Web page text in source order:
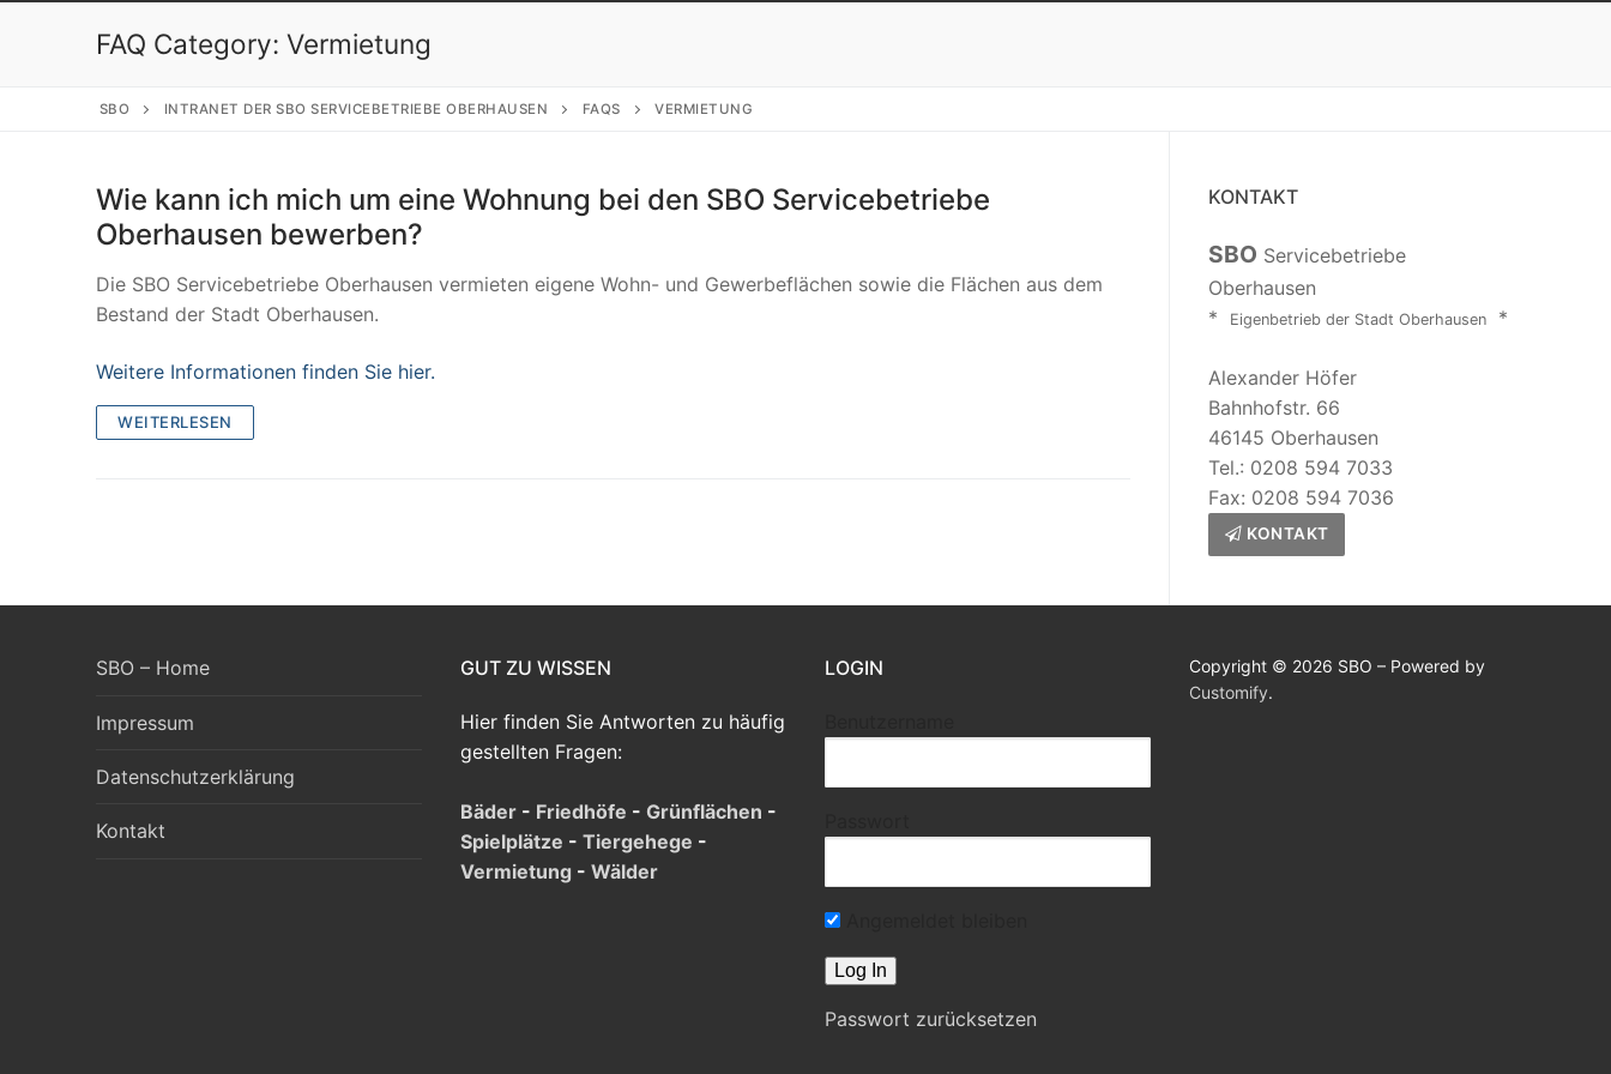
FAQ Category: Vermietung
SBO INTRANET DER SBO SERVICEBETRIEBE OBERHAUSEN FAQS VERMIETUNG
Wie kann ich mich um eine Wohnung bei den SBO Servicebetriebe
Oberhausen bewerben?
Die SBO Servicebetriebe Oberhausen vermieten eigene Wohn- und Gewerbeflächen sowie die Flächen aus dem
Bestand der Stadt Oberhausen.
Weitere Informationen finden Sie hier.
WEITERLESEN
KONTAKT
SBO Servicebetriebe
Oberhausen
*
Eigenbetrieb der Stadt Oberhausen *
Alexander Höfer
Bahnhofstr. 66
46145 Oberhausen
Tel.: 0208 594 7033
Fax: 0208 594 7036
KONTAKT
SBO – Home
Impressum
Datenschutzerklärung
Kontakt
GUT ZU WISSEN
Hier finden Sie Antworten zu häufig
gestellten Fragen:
Bäder - Friedhöfe - Grünflächen -
Spielplätze - Tiergehege -
Vermietung - Wälder
LOGIN
Passwort zurücksetzen
Copyright © 2026 SBO – Powered by
Customify.